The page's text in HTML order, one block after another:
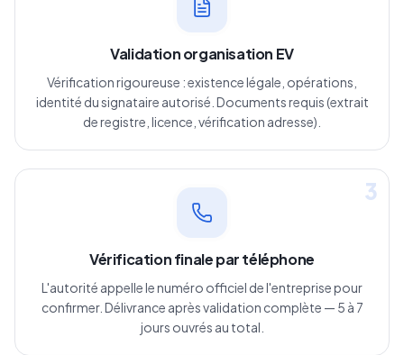
Validation organisation EV
Vérification rigoureuse : existence légale, opérations,
identité du signataire autorisé. Documents requis (extrait
de registre, licence, vérification adresse).
3
Vérification finale par téléphone
L'autorité appelle le numéro officiel de l'entreprise pour
confirmer. Délivrance après validation complète — 5 à 7
jours ouvrés au total.